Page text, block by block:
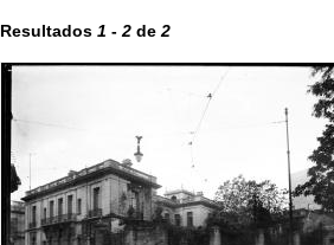
Resultados 1 - 2 de 2